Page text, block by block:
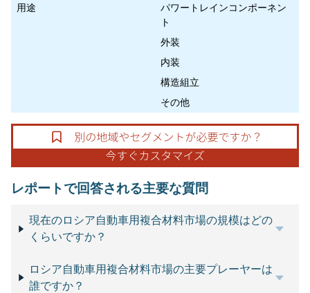
用途
パワートレインコンポーネン
ト
外装
内装
構造組立
その他
レポートで回答される主要な質問
現在のロシア自動車用複合材料市場の規模はどの
くらいですか？
ロシア自動車用複合材料市場の主要プレーヤーは
誰ですか？